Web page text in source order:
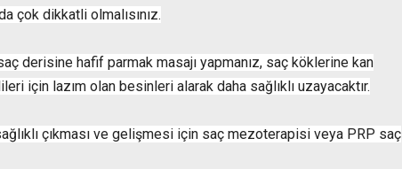
çok dikkatli olmalısınız.
derisine hafif parmak masajı yapmanız, saç köklerine kan
için lazım olan besinleri alarak daha sağlıklı uzayacaktır.
çıkması ve gelişmesi için saç mezoterapisi veya PRP saç